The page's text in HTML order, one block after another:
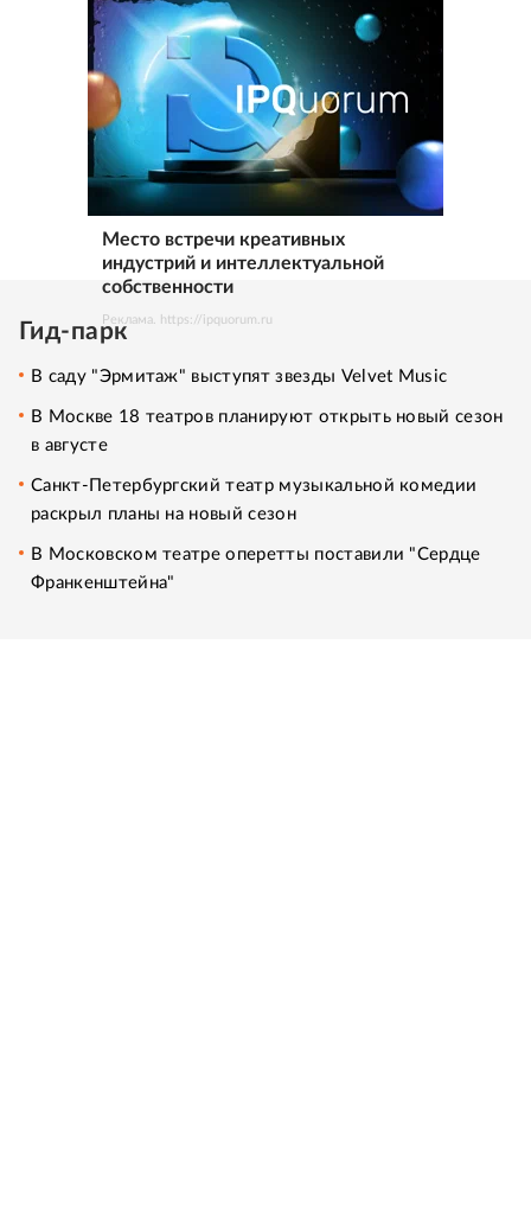
Место встречи креативных
индустрий и интеллектуальной
собственности
Реклама. https://ipquorum.ru
Гид-парк
В саду "Эрмитаж" выступят звезды Velvet Music
В Москве 18 театров планируют открыть новый сезон
в августе
Санкт-Петербургский театр музыкальной комедии
раскрыл планы на новый сезон
В Московском театре оперетты поставили "Сердце
Франкенштейна"